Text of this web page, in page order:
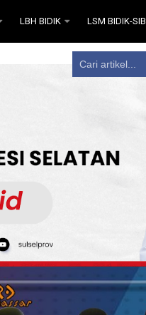
LBH BIDIK LSM BIDIK-SIB